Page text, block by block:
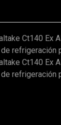
Ct140 Ex
refrigeración
Ct140 Ex
refrigeración